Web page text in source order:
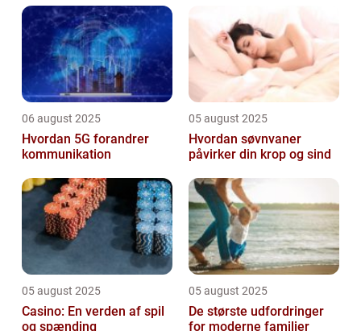
06 august 2025
Hvordan 5G forandrer
kommunikation
05 august 2025
Hvordan søvnvaner
påvirker din krop og sind
05 august 2025
Casino: En verden af spil
og spænding
05 august 2025
De største udfordringer
for moderne familier